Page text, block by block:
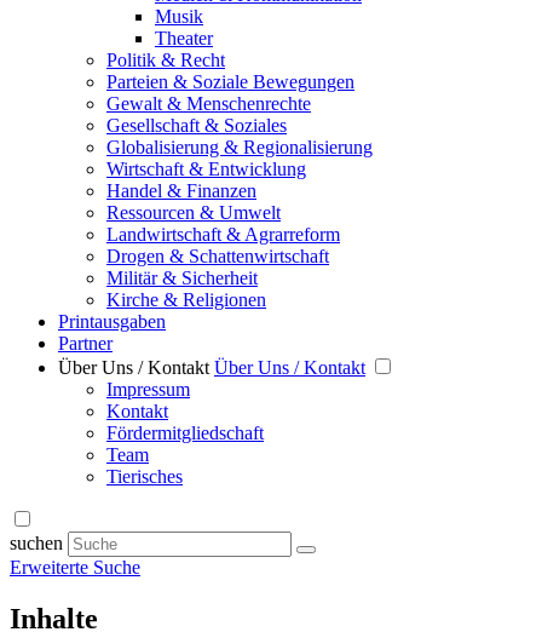
Musik
Theater
Politik & Recht
Parteien & Soziale Bewegungen
Gewalt & Menschenrechte
Gesellschaft & Soziales
Globalisierung & Regionalisierung
Wirtschaft & Entwicklung
Handel & Finanzen
Ressourcen & Umwelt
Landwirtschaft & Agrarreform
Drogen & Schattenwirtschaft
Militär & Sicherheit
Kirche & Religionen
Printausgaben
Partner
Über Uns / Kontakt Über Uns / Kontakt
Impressum
Kontakt
Fördermitgliedschaft
Team
Tierisches
suchen
Erweiterte Suche
Inhalte